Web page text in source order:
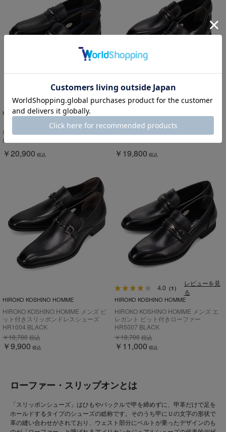
HIROKO KOSHINO HOMME
【大きいサイズ】HIROKO KOSHINO
HOMME メンズ ビットローファー
HR5011
HRK5011 BLACK
￥20,900 税込
HIROKO KOSHINO HOMME メンズ エ
レガント ビット付きローファー
￥19,800 税込
HIROKO KOSHINO HOMME
HIROKO KOSHINO HOMME メンズ ビ
ット付きスリッポンドレスシューズ
HR1004
HR1004 BLACK
￥9,900 税込
￥18,700税込
4.0（1）
レビューを見
る
HIROKO KOSHINO HOMME
HIROKO KOSHINO HOMME メンズ エ
レガント ビット付きローファー
HR5007
HR5007 BLACK
￥11,000 税込
￥18,700税込
ローファー・スリップオンとは
「スリッポンシューズ」はひもやバックルで甲を締めずに、甲革だけで足を
ホールドするタイプのシューズの総称です。そのうち甲にＵの文字の形状で
革の縫い合わせがされており、ウェスト部分にベルトが乗ったデザインのも